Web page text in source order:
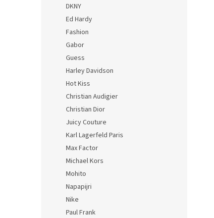
DKNY
Ed Hardy
Fashion
Gabor
Guess
Harley Davidson
Hot Kiss
Christian Audigier
Christian Dior
Juicy Couture
Karl Lagerfeld Paris
Max Factor
Michael Kors
Mohito
Napapijri
Nike
Paul Frank